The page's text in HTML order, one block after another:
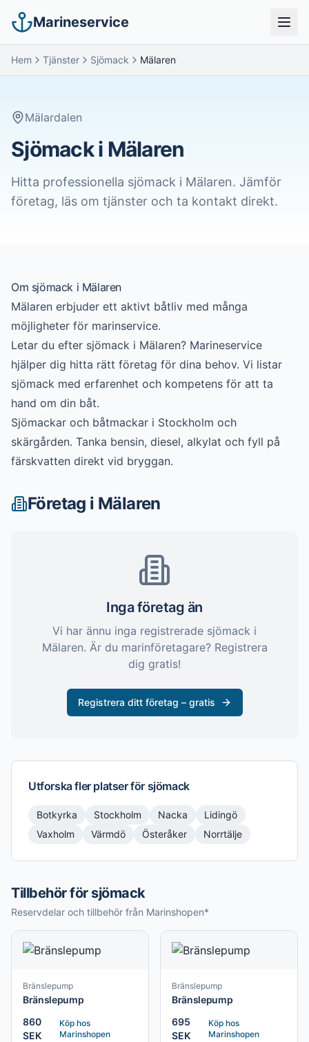
Marineservice
Hem Tjänster Sjömack Mälaren
Mälardalen
Sjömack i Mälaren
Hitta professionella sjömack i Mälaren. Jämför
företag, läs om tjänster och ta kontakt direkt.
Om sjömack i Mälaren
Mälaren erbjuder ett aktivt båtliv med många
möjligheter för marinservice.
Letar du efter sjömack i Mälaren? Marineservice
hjälper dig hitta rätt företag för dina behov. Vi listar
sjömack med erfarenhet och kompetens för att ta
hand om din båt.
Sjömackar och båtmackar i Stockholm och
skärgården. Tanka bensin, diesel, alkylat och fyll på
färskvatten direkt vid bryggan.
Företag i Mälaren
Inga företag än
Vi har ännu inga registrerade sjömack i
Mälaren. Är du marinföretagare? Registrera
dig gratis!
Registrera ditt företag – gratis
Utforska fler platser för sjömack
Botkyrka Stockholm Nacka
Lidingö
Vaxholm
Värmdö Österåker Norrtälje
Tillbehör för sjömack
Reservdelar och tillbehör från Marinshopen*
Bränslepump
Bränslepump
860
SEK
Köp hos
Marinshopen
Bränslepump
Bränslepump
695
SEK
Köp hos
Marinshopen